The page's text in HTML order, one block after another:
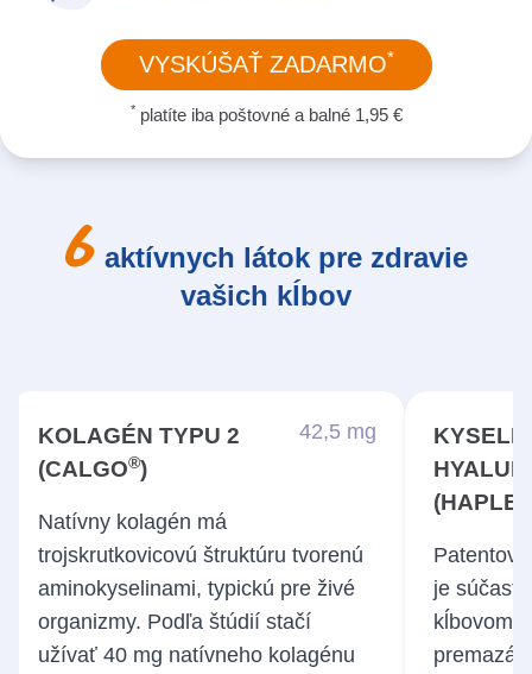
VYSKÚŠAŤ ZADARMO*
*platíte iba poštovné a balné 1,95 €
aktívnych látok pre zdravie
vašich kĺbov
KOLAGÉN TYPU 2
(CALGO®)
42,5 mg
Natívny kolagén má
trojskrutkovicovú štruktúru tvorenú
aminokyselinami, typickú pre živé
organizmy. Podľa štúdií stačí
užívať 40 mg natívneho kolagénu
KOLAGÉN TYPU 2
42,5 mg
• Iba 40 mg denne pre
preukázateľný pozitívny účinok.
• Až 250× vyššia účinnosť než
bežný hydrolyzovaný kolagén.
• Zachovaná prirodzená
je
kĺbovom
10 mg
•
•